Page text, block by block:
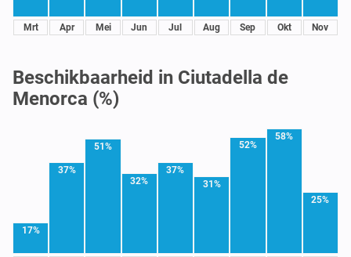
Mrt Apr Mei Jun Jul Aug Sep Okt Nov
Beschikbaarheid in Ciutadella de
Menorca (%)
17%
37%
51%
32%
37%
31%
52%
58%
25%